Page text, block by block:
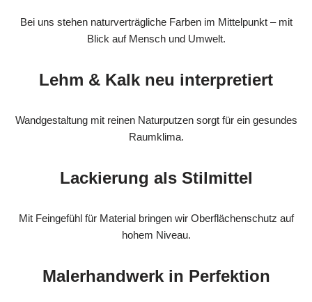
Bei uns stehen naturverträgliche Farben im Mittelpunkt – mit
Blick auf Mensch und Umwelt.
Lehm & Kalk neu interpretiert
Wandgestaltung mit reinen Naturputzen sorgt für ein gesundes
Raumklima.
Lackierung als Stilmittel
Mit Feingefühl für Material bringen wir Oberflächenschutz auf
hohem Niveau.
Malerhandwerk in Perfektion